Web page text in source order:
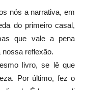
nós a narrativa, em
do primeiro casal,
que vale a pena
nossa reflexão.
livro, se lê que
Por último, fez o